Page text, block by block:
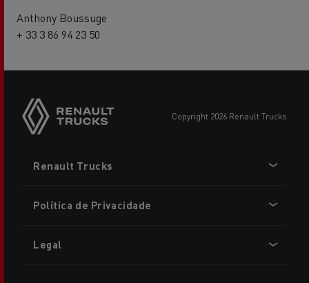
Anthony Boussuge
+ 33 3 86 94 23 50
copyright 2026 Renault Trucks
menu
Renault Trucks
Política de Privacidade
Legal